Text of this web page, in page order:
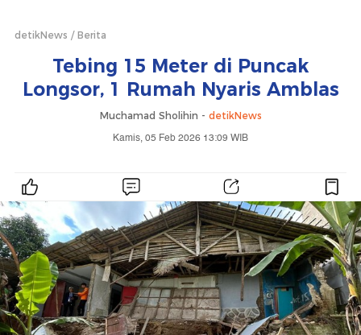
detikNews Berita
Tebing 15 Meter di Puncak
Longsor, 1 Rumah Nyaris Amblas
Muchamad Sholihin - detikNews
Kamis, 05 Feb 2026 13:09 WIB